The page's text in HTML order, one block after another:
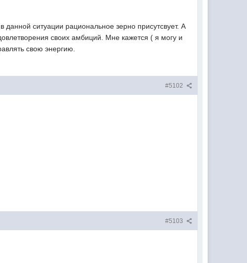
данной ситуации рациональное зерно присутсвует. А
своих амбиций. Мне кажется ( я могу и
свою энергию.
#5102
#5103